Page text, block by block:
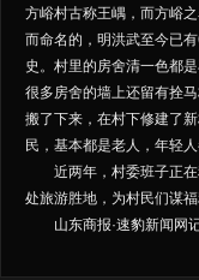
方峪村古称王嵎，而方峪
而命名的，明洪武至今已
史。村里的房舍清一色都
很多房舍的墙上还留有拴
搬了下来，在村下修建了
民，基本都是老人，年轻人
近两年，村委班子正
处旅游胜地，为村民们谋福
山东商报·速豹新闻网